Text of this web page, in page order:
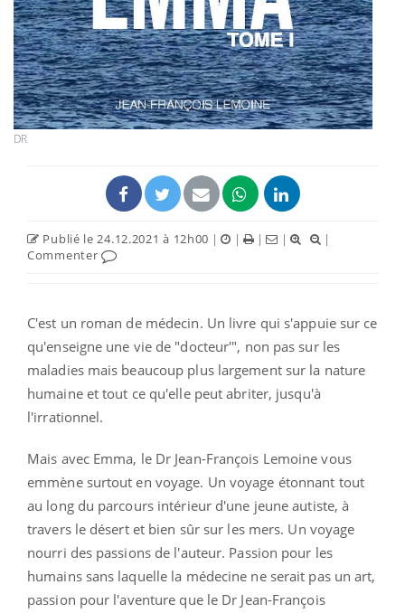
DR
Publié le 24.12.2021 à 12h00 | | | |
|
Commenter
C'est un roman de médecin. Un livre qui s'appuie sur ce
qu'enseigne une vie de "docteur'", non pas sur les
maladies mais beaucoup plus largement sur la nature
humaine et tout ce qu'elle peut abriter, jusqu'à
l'irrationnel.
Mais avec Emma, le Dr Jean-François Lemoine vous
emmène surtout en voyage. Un voyage étonnant tout
au long du parcours intérieur d'une jeune autiste, à
travers le désert et bien sûr sur les mers. Un voyage
nourri des passions de l'auteur. Passion pour les
humains sans laquelle la médecine ne serait pas un art,
passion pour l'aventure que le Dr Jean-François